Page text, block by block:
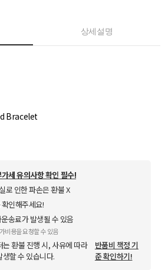
상세설명
Bracelet
세 유의사항 확인 필수!
로 인한 파손은 환불 X
인해주세요!
송료가 발생될 수 있음
비용을 요청할 수 있음
환불 진행 시, 사유에 따라
할 수 있습니다.
반품비 책정 기
준 확인하기!